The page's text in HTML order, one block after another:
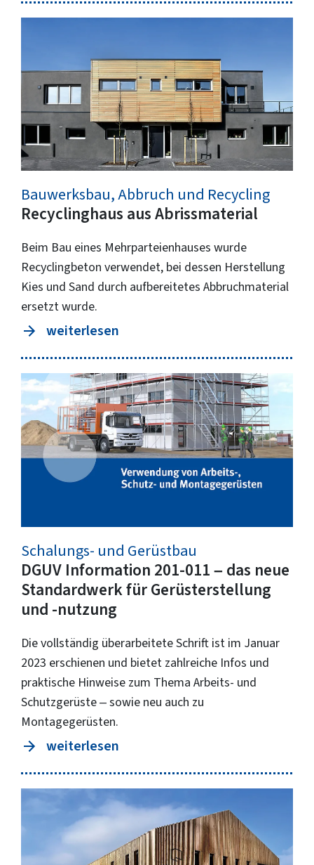
Bauwerksbau, Abbruch und Recycling
Recyclinghaus aus Abrissmaterial
Beim Bau eines Mehrparteienhauses wurde
Recyclingbeton verwendet, bei dessen Herstellung
Kies und Sand durch aufbereitetes Abbruchmaterial
ersetzt wurde.
weiterlesen
Schalungs- und Gerüstbau
DGUV Information 201-011 – das neue
Standardwerk für Gerüsterstellung
und -nutzung
Die vollständig überarbeitete Schrift ist im Januar
2023 erschienen und bietet zahlreiche Infos und
praktische Hinweise zum Thema Arbeits- und
Schutzgerüste – sowie neu auch zu
Montagegerüsten.
weiterlesen